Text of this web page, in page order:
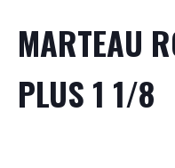
MARTEAU
PLUS 1 1/8